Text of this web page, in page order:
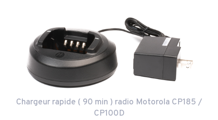
Chargeur rapide ( 90 min ) radio Motorola CP185 /
CP100D